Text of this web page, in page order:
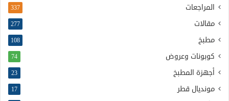
المراجعات 337
مقالات 277
مطبخ 108
كوبونات وعروض 74
أجهزة المطبخ 23
مونديال قطر 17